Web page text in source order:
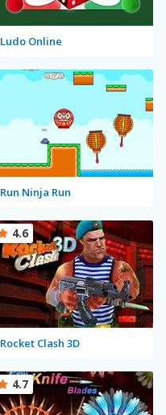
Ludo Online
Run Ninja Run
Rocket Clash 3D
4.6
4.7